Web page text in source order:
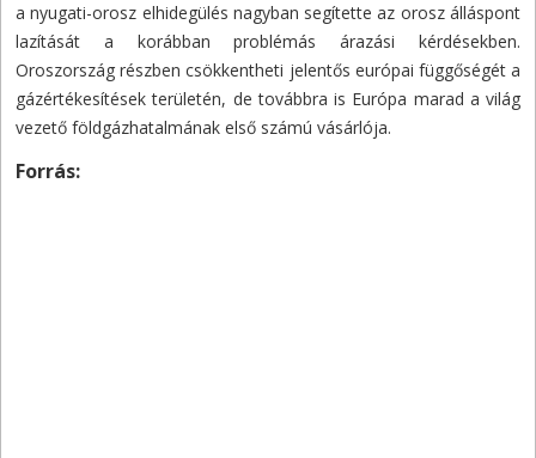
a nyugati-orosz elhidegülés nagyban segítette az orosz álláspont
lazítását a korábban problémás árazási kérdésekben.
Oroszország részben csökkentheti jelentős európai függőségét a
gázértékesítések területén, de továbbra is Európa marad a világ
vezető földgázhatalmának első számú vásárlója.
Forrás: